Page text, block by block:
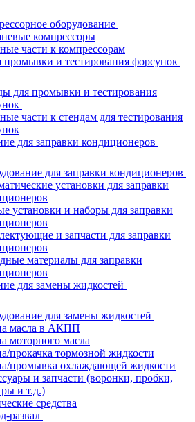
оборудование
компрессоры
части к компрессорам
промывки и тестирования форсунок
для промывки и тестирования
части к стендам для тестирования
для заправки кондиционеров
для заправки кондиционеров
установки для заправки
установки и наборы для заправки
и запчасти для заправки
материалы для заправки
для замены жидкостей
для замены жидкостей
масла в АКПП
моторного масла
прокачка тормозной жидкости
промывка охлаждающей жидкости
и запчасти (воронки, пробки,
и т.д.)
средства
развал